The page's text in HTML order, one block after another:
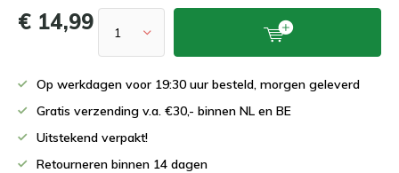
€ 14,99
Op werkdagen voor 19:30 uur besteld, morgen geleverd
Gratis verzending v.a. €30,- binnen NL en BE
Uitstekend verpakt!
Retourneren binnen 14 dagen